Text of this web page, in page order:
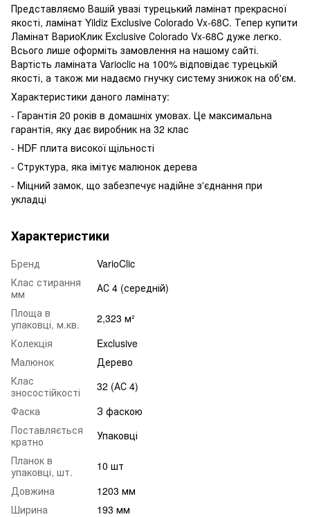
Представляємо Вашій увазі турецький ламінат прекрасної
якості, ламінат Yildiz Exclusive Сolorado Vx-68C. Тепер купити
Ламінат ВариоКлик Exclusive Сolorado Vx-68C дуже легко.
Всього лише оформіть замовлення на нашому сайті.
Вартість ламіната Varioclic на 100% відповідає турецькій
якості, а також ми надаємо гнучку систему знижок на об'єм.
Характеристики даного ламінату:
- Гарантія 20 років в домашніх умовах. Це максимальна
гарантія, яку дає виробник на 32 клас
- HDF плита високої щільності
- Структура, яка імітує малюнок дерева
- Міцний замок, що забезпечує надійне з'єднання при
укладці
Характеристики
Бренд
VarioClic
Клас стирання
мм
АС 4 (середній)
Площа в
упаковці, м.кв.
2,323 м²
Колекція
Exclusive
Малюнок
Дерево
Клас
зносостійкості
32 (АС 4)
Фаска
З фаскою
Поставляється
кратно
Упаковці
Планок в
упаковці, шт.
10 шт
Довжина
1203 мм
Ширина
193 мм